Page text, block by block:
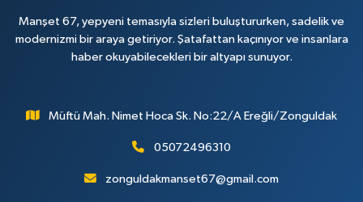
Manşet 67, yepyeni temasıyla sizleri buluştururken, sadelik ve
modernizmi bir araya getiriyor. Şatafattan kaçınıyor ve insanlara
haber okuyabilecekleri bir altyapı sunuyor.
Müftü Mah. Nimet Hoca Sk. No:22/A Ereğli/Zonguldak
05072496310
zonguldakmanset67@gmail.com